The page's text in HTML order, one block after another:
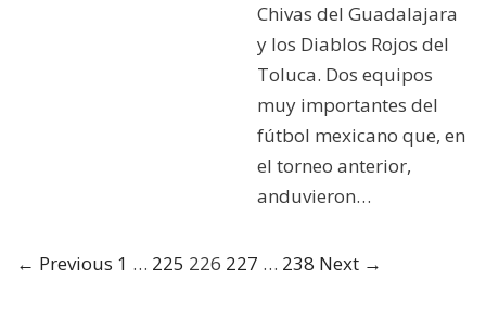
Chivas del Guadalajara
y los Diablos Rojos del
Toluca. Dos equipos
muy importantes del
fútbol mexicano que, en
el torneo anterior,
anduvieron…
← Previous 1 … 225 226 227 … 238 Next →